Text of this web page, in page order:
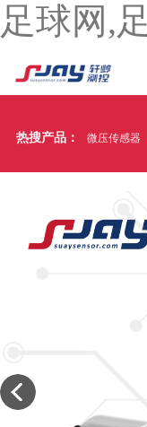
足球网,
热搜产品： 微压传感器